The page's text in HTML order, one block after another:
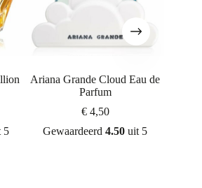
5
Ariana Grande Cloud Eau de
Parfum
€4,50
Gewaardeerd4.50 uit 5